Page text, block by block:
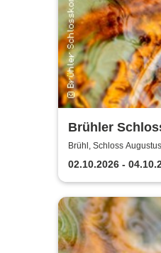
Brühler
Haydn-Festival
Brühl, Schloss
02.10.2026 -